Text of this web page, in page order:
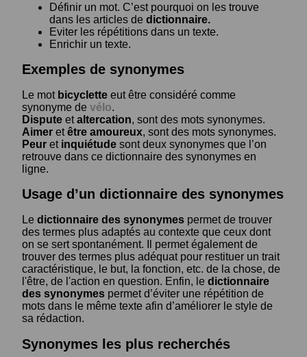
Définir un mot. C’est pourquoi on les trouve
dans les articles de dictionnaire.
Eviter les répétitions dans un texte.
Enrichir un texte.
Exemples de synonymes
Le mot bicyclette eut être considéré comme
synonyme de vélo.
Dispute etaltercation, sont des mots synonymes.
Aimer etêtre amoureux, sont des mots synonymes.
Peur et inquiétude sont deux synonymes que l’on
retrouve dans ce dictionnaire des synonymes en
ligne.
Usage d’un dictionnaire des synonymes
Le dictionnaire des synonymes permet de trouver
des termes plus adaptés au contexte que ceux dont
on se sert spontanément. Il permet également de
trouver des termes plus adéquat pour restituer un trait
caractéristique, le but, la fonction, etc. de la chose, de
l'être, de l'action en question. Enfin, le dictionnaire
des synonymes permet d’éviter une répétition de
mots dans le même texte afin d’améliorer le style de
sa rédaction.
Synonymes les plus recherchés